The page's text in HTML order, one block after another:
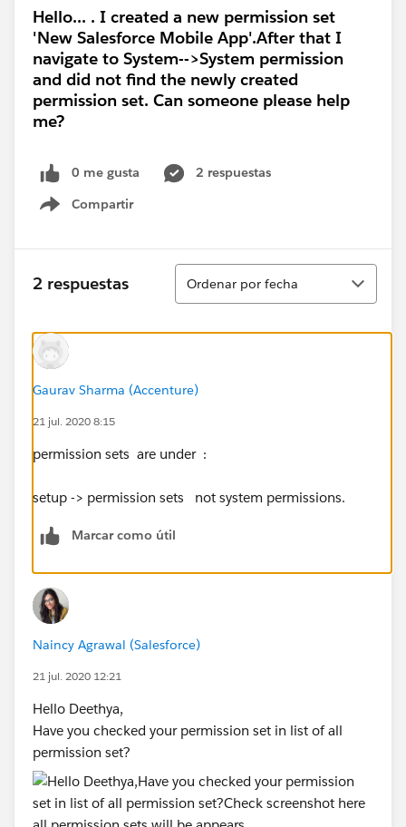
Hello... . I created a new permission set
'New Salesforce Mobile App'.After that I
navigate to System-->System permission
and did not find the newly created
permission set. Can someone please help
me?
0 me gusta
2 respuestas
Compartir
Show menu
2 respuestas
Ordenar
Ordenar por fecha
Gaurav Sharma (Accenture)
21 jul. 2020 8:15
permission sets are under :
setup -> permission sets not system permissions.
Marcar como útil
Naincy Agrawal (Salesforce)
21 jul. 2020 12:21
Hello Deethya,
Have you checked your permission set in list of all
permission set?